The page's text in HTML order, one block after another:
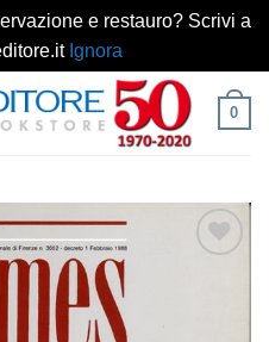
e restauro? Scrivi a
Ignora
0